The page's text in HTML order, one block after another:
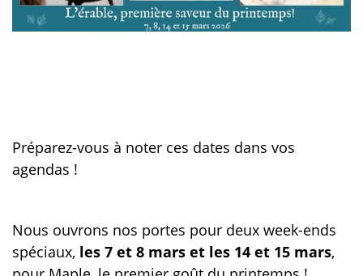
Préparez-vous à noter ces dates dans vos
agendas !
Nous ouvrons nos portes pour deux week-ends
spéciaux, les 7 et 8 mars et les 14 et 15 mars,